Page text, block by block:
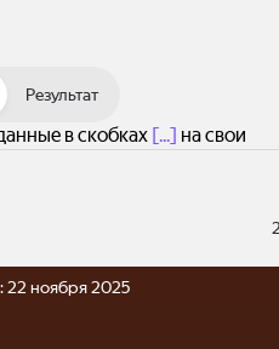
Результат
в скобках [...] на свои
22 ноября 2025